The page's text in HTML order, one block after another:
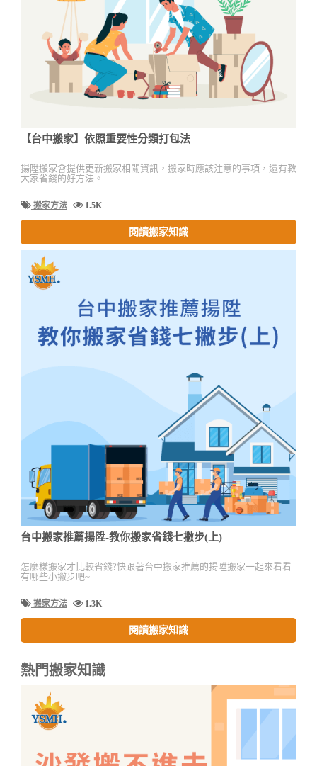
【台中搬家】依照重要性分類打包法
揚陞搬家會提供更新搬家相關資訊，搬家時應該注意的事項，還有教
大家省錢的好方法。
搬家方法 1.5K
閱讀搬家知識
台中搬家推薦揚陞-教你搬家省錢七撇步(上)
怎麼樣搬家才比較省錢?快跟著台中搬家推薦的揚陞搬家一起來看看
有哪些小撇步吧~
搬家方法 1.3K
閱讀搬家知識
熱門搬家知識